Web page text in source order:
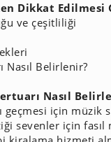
Dikkat Edilmesi
ve çeşitliliği
Nasıl Belirlenir?
Nasıl
geçmesi için
sevenler için